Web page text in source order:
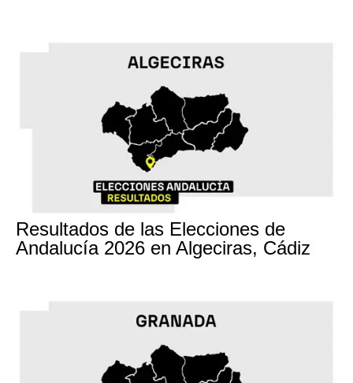
Resultados de las Elecciones de
Andalucía 2026 en Algeciras, Cádiz